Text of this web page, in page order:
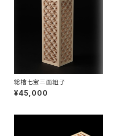
総檜七宝三面組子
¥45,000